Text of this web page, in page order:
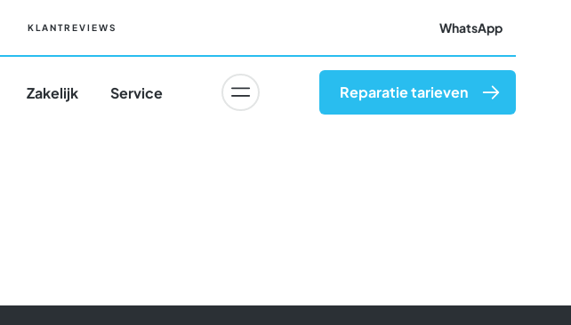
KLANTREVIEWS WhatsApp
Zakelijk Service Reparatie tarieven